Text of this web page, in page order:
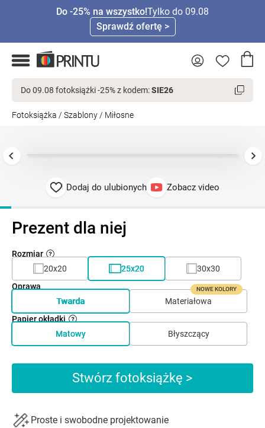
Do -25% na wszystko!Tylko do 09.08
Sprawdź ofertę >
Do 09.08 fotoksiążki -25% z kodem:SIE26
Fotoksiążka / Szablony / Miłosne
Dodaj do ulubionych Zobacz video
Prezent dla niej
Rozmiar
20x20
25x20
30x30
Oprawa
Twarda
Materiałowa
NOWE KOLORY
Papier okładki
Matowy
Błyszczący
Stwórz fotoksiążkę >
Proste i swobodne projektowanie